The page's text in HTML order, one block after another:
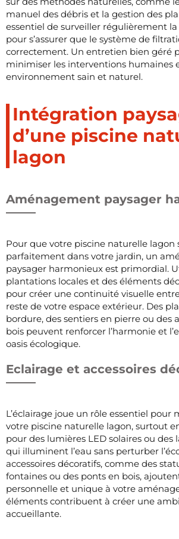
manuel des débris et la gestion des
essentiel de surveiller régulièrement la
pour s’assurer que le système de
correctement. Un entretien bien géré
minimiser les interventions humaines
environnement sain et naturel.
Intégration
d’une piscine
lagon
Aménagement paysager
Pour que votre piscine naturelle lagon
parfaitement dans votre jardin, un
paysager harmonieux est primordial.
plantations locales et des éléments
pour créer une continuité visuelle
reste de votre espace extérieur. Des
bordure, des sentiers en pierre ou des
bois peuvent renforcer l’harmonie et
oasis écologique.
Eclairage et accessoires
L’éclairage joue un rôle essentiel pour
votre piscine naturelle lagon, surtout
pour des lumières LED solaires ou des
qui illuminent l’eau sans perturber
accessoires décoratifs, comme des
fontaines ou des ponts en bois,
personnelle et unique à votre
éléments contribuent à créer une
accueillante.